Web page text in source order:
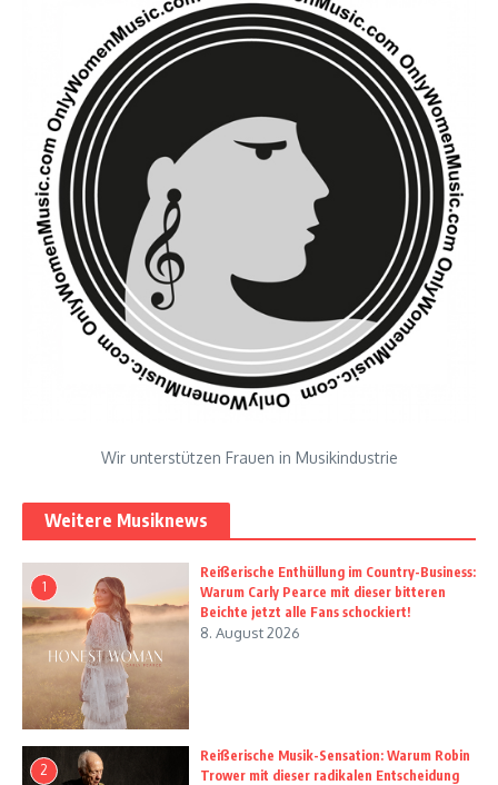
Wir unterstützen Frauen in Musikindustrie
Weitere Musiknews
1
Reißerische Enthüllung im Country-Business:
Warum Carly Pearce mit dieser bitteren
Beichte jetzt alle Fans schockiert!
8. August 2026
2
Reißerische Musik-Sensation: Warum Robin
Trower mit dieser radikalen Entscheidung